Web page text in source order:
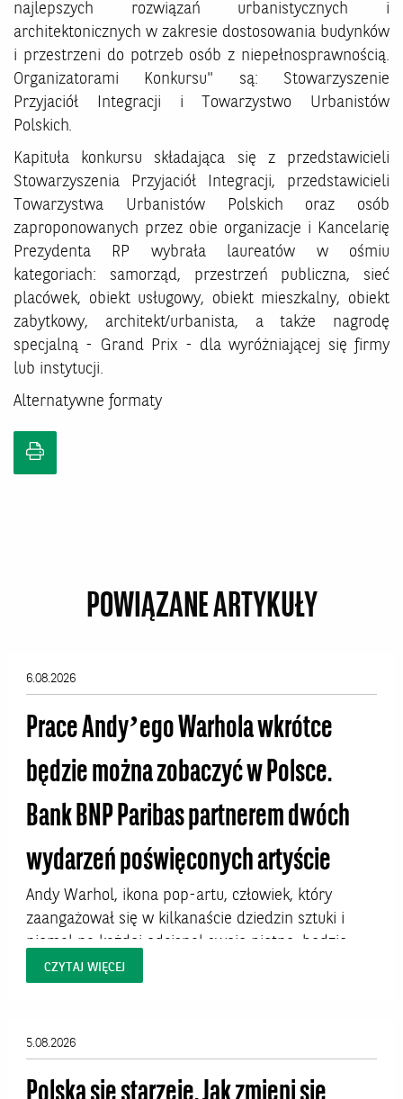
najlepszych rozwiązań urbanistycznych i
architektonicznych w zakresie dostosowania budynków
i przestrzeni do potrzeb osób z niepełnosprawnością.
Organizatorami Konkursu" są: Stowarzyszenie
Przyjaciół Integracji i Towarzystwo Urbanistów
Polskich.
Kapituła konkursu składająca się z przedstawicieli
Stowarzyszenia Przyjaciół Integracji, przedstawicieli
Towarzystwa Urbanistów Polskich oraz osób
zaproponowanych przez obie organizacje i Kancelarię
Prezydenta RP wybrała laureatów w ośmiu
kategoriach: samorząd, przestrzeń publiczna, sieć
placówek, obiekt usługowy, obiekt mieszkalny, obiekt
zabytkowy, architekt/urbanista, a także nagrodę
specjalną - Grand Prix - dla wyróżniającej się firmy
lub instytucji.
Alternatywne formaty
POWIĄZANE ARTYKUŁY
6.08.2026
Prace Andy’ego Warhola wkrótce
będzie można zobaczyć w Polsce.
Bank BNP Paribas partnerem dwóch
wydarzeń poświęconych artyście
Andy Warhol, ikona pop-artu, człowiek, który
zaangażował się w kilkanaście dziedzin sztuki i
niemal na każdej odcisnął swoje piętno, będzie
bohaterem dwóch wystaw w Polsce. W Krakowie
Placu Szczepańskim. W Warszawie prace Warhola
uświetnią Hotel Warszawa Art Fair, targi, które
odbędą...
CZYTAJ WIĘCEJ
5.08.2026